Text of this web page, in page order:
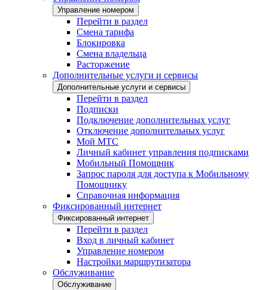
Управление номером
Перейти в раздел
Смена тарифа
Блокировка
Смена владельца
Расторжение
Дополнительные услуги и сервисы
Дополнительные услуги и сервисы
Перейти в раздел
Подписки
Подключение дополнительных услуг
Отключение дополнительных услуг
Мой МТС
Личный кабинет управления подписками
Мобильный Помощник
Запрос пароля для доступа к Мобильному
Помощнику
Справочная информация
Фиксированный интернет
Фиксированный интернет
Перейти в раздел
Вход в личный кабинет
Управление номером
Настройки маршрутизатора
Обслуживание
Обслуживание